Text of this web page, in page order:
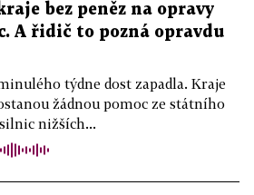
bez peněz na opravy
A řidič to pozná opravdu
týdne dost zapadla. Kraje
žádnou pomoc ze státního
nižších...